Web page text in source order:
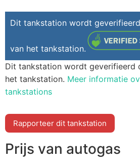
Dit tankstation wordt
van het tankstation.
Dit tankstation wordt geverifieerd
het tankstation. Meer informatie
tankstations
Rapporteer dit tankstation
Prijs van autogas